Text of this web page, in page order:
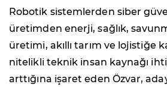
Robotik sistemlerden siber
üretimden enerji, sağlık,
üretimi, akıllı tarım ve lojistiğe
nitelikli teknik insan kaynağı
arttığına işaret eden Özvar,